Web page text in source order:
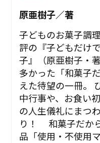
原亜樹子／著
子どものお菓子調
評の『子どもだけ
子』（原亜樹子・
多かった「和菓子
えた待望の一冊。
中行事や、お食い
の人生儀礼にまつ
り！ 和菓子だか
品「使用・不使用